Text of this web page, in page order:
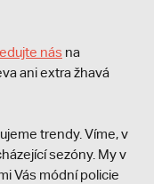
nás na
ani extra žhavá
trendy. Víme, v
sezóny. My v
Vás módní policie